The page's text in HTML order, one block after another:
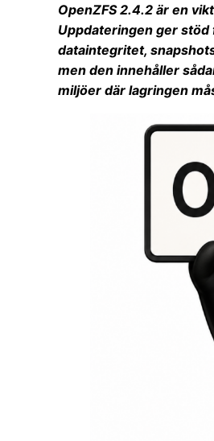
OpenZFS 2.4.2 är en
Uppdateringen ger stöd
dataintegritet,
men den innehåller
miljöer där lagringen